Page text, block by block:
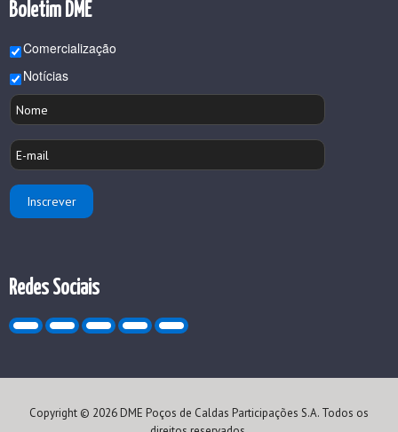
Boletim DME
Comercialização
Notícias
Redes Sociais
Copyright © 2026 DME Poços de Caldas Participações S.A. Todos os